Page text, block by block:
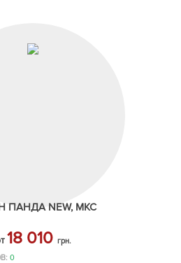
ПАНДА NEW, МКС
18 010 грн.
0